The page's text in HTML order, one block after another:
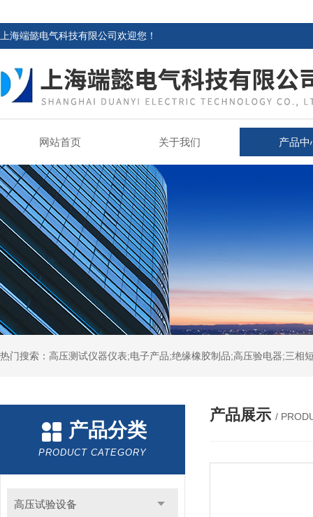
上海端懿电气科技有限公司欢迎您！
网站首页 关于我们 产品中
热门搜索：高压测试仪器仪表;电子产品;绝缘橡胶制品;高压验电器;三
产品分类
PRODUCT CATEGORY
高压试验设备
产品展示 /